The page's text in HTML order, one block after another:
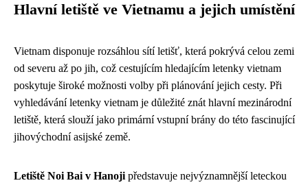
Hlavní letiště ve Vietnamu a jejich umístění
Vietnam disponuje rozsáhlou sítí letišť, která pokrývá celou zemi
od severu až po jih, což cestujícím hledajícím letenky vietnam
poskytuje široké možnosti volby při plánování jejich cesty. Při
vyhledávání letenky vietnam je důležité znát hlavní mezinárodní
letiště, která slouží jako primární vstupní brány do této fascinující
jihovýchodní asijské země.
Letiště Noi Bai v Hanoji představuje nejvýznamnější leteckou